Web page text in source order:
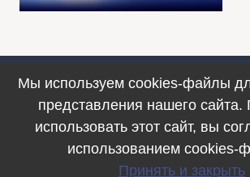
Противодействие
© 1990–2025. ФИЦ ИВТ,
Мы используем cookies-файлы
представления нашего
использовать этот сайт, вы
использованием cookies-
Принять и закрыть